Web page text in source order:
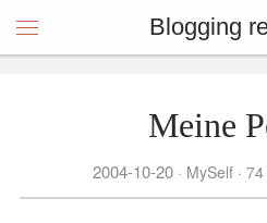
Blogging
Meine
2004-10-20 MySelf